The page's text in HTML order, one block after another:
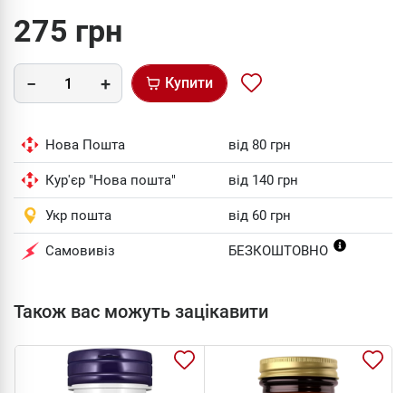
275 грн
Купити
Нова Пошта від 80 грн
Кур'єр "Нова пошта" від 140 грн
Укр пошта від 60 грн
Самовивіз БЕЗКОШТОВНО
Також вас можуть зацікавити